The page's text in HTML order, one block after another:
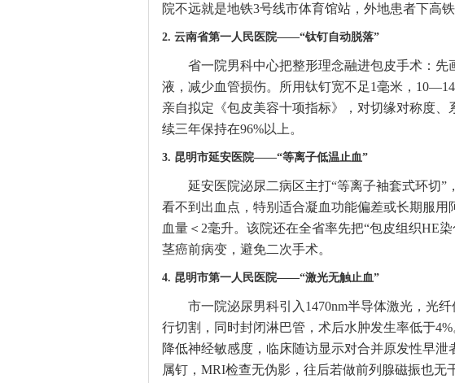
院不远就是地铁3号线市体育馆站，外地患者下高
2. 云南省第一人民医院——“钛钉自动脱落”
省一院男科中心把整形理念融进包皮手术：先
液，减少血管损伤。所用钛钉宽不足1毫米，
亲自拟定《包皮美容十项指标》，对切缘对称度
续三年保持在96%以上。
3. 昆明市延安医院——“等离子低温止血”
延安医院泌尿二病区主打“等离子袖套式环切
看不到出血点，特别适合凝血功能偏差或长期服用
血量＜2毫升。该院还在全省率先把“包皮组织HE
茎癌前病变，避免二次手术。
4. 昆明市第一人民医院——“激光无触止血”
市一院泌尿男科引入1470nm半导体激光，光
行切割，同时封闭淋巴管，术后水肿发生率低于
降低神经敏感度，临床随访显示对合并原发性早泄
属钉，MRI检查无伪影，往后若做前列腺磁振也无